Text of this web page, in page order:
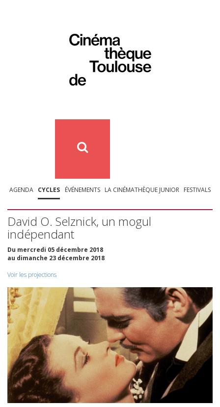
AGENDA CYCLES ÉVÉNEMENTS LA CINÉMATHÈQUE JUNIOR FESTIVALS
David O. Selznick, un mogul
indépendant
Du mercredi 05 décembre 2018
au dimanche 23 décembre 2018
Voir les projections